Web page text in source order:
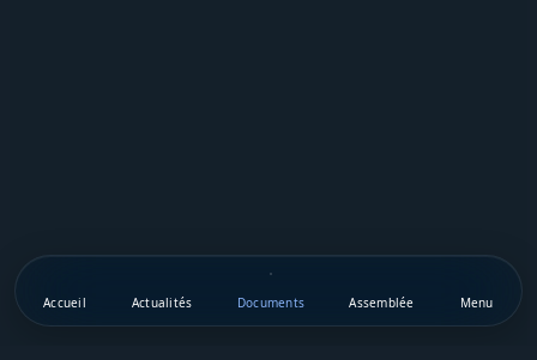
Accueil Actualités Documents Assemblée Menu